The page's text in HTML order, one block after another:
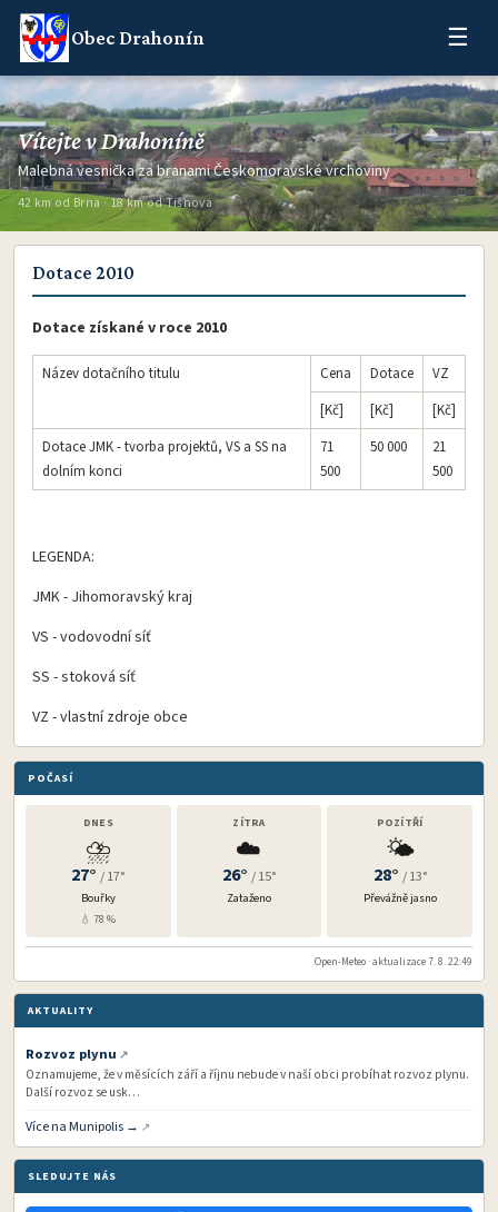
Obec Drahonín ☰
Vítejte v Drahoníně
Malebná vesnička za branami Českomoravské vrchoviny
42 km od Brna · 18 km od Tišnova
Dotace 2010
Dotace získané v roce 2010
Název dotačního titulu Cena Dotace
VZ
[Kč]
[Kč]
[Kč]
Dotace JMK - tvorba projektů, VS a SS na
dolním konci
71
500
50 000
21
500
LEGENDA:
JMK - Jihomoravský kraj
VS - vodovodní síť
SS - stoková síť
VZ - vlastní zdroje obce
POČASÍ
DNES
⛈️
27°/ 17°
Bouřky
💧 78 %
ZÍTRA
☁️
26° / 15°
Zataženo
POZÍTŘÍ
🌤️
28° / 13°
Převážně jasno
Open-Meteo · aktualizace 7. 8. 22:49
AKTUALITY
Rozvoz plynu
Oznamujeme, že v měsících září a říjnu nebude v naší obci probíhat rozvoz plynu.
Další rozvoz se usk…
Více na Munipolis →
SLEDUJTE NÁS